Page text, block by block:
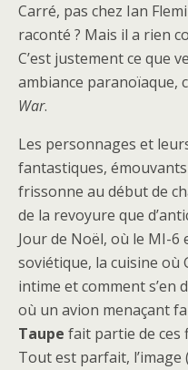
Carré, pas chez Ian
raconté ? Mais il a rien
C’est justement ce que
ambiance paranoïaque,
War.
Les personnages et
fantastiques,
frissonne au début de
de la revoyure que
Jour de Noël, où le MI-6
soviétique, la cuisine où
intime et comment s’en
où un avion menaçant
Taupe fait partie de ces
Tout est parfait,